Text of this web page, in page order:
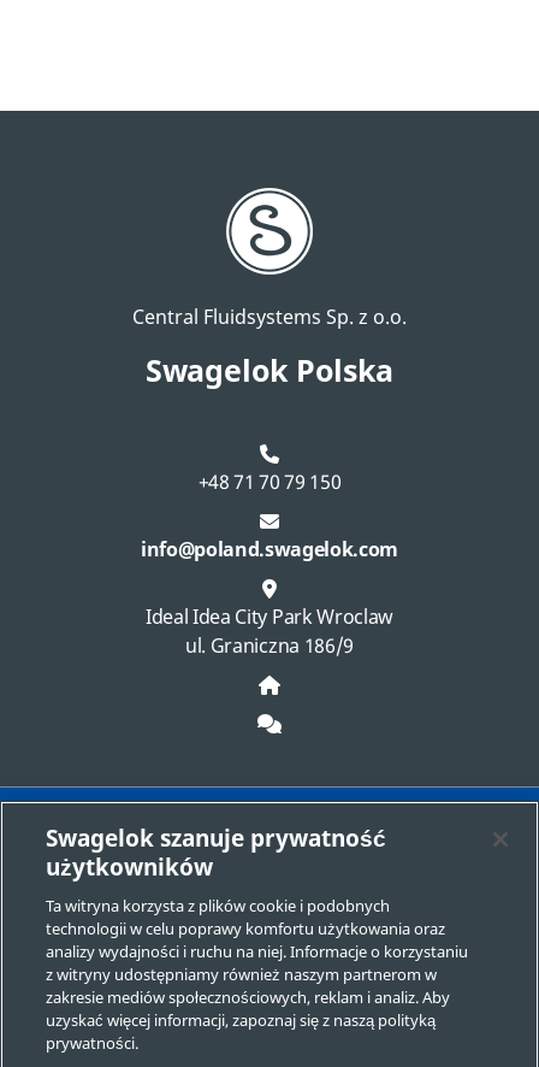
Central Fluidsystems Sp. z o.o.
Swagelok Polska
+48 71 70 79 150
info@poland.swagelok.com
Ideal Idea City Park Wroclaw
ul. Graniczna 186/9
Wybierz centrum sprzedaży i usług
Kontakt Swagelok
Właściwy dobór produktu
Regulacje prawne
Swagelok szanuje prywatność
użytkowników
Ta witryna korzysta z plików cookie i podobnych
technologii w celu poprawy komfortu użytkowania oraz
analizy wydajności i ruchu na niej. Informacje o korzystaniu
z witryny udostępniamy również naszym partnerom w
zakresie mediów społecznościowych, reklam i analiz. Aby
uzyskać więcej informacji, zapoznaj się z naszą polityką
prywatności.